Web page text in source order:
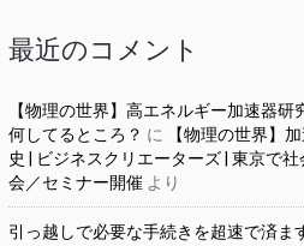
最近のコメント
【物理の世界】高エネルギー加速器研
何してるところ？ に
【物理の世界】
史 | ビジネスクリエーターズ | 東京で
会／セミナー開催 より
引っ越しで必要な手続きを超速で済ま